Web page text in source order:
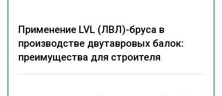
Применение LVL (ЛВЛ)-бруса в
производстве двутавровых балок:
преимущества для строителя